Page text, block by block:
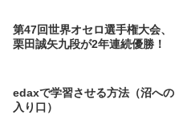
第47回世界オセロ選手権大会、
栗田誠矢九段が2年連続優勝！
edaxで学習させる方法（沼への
入り口）